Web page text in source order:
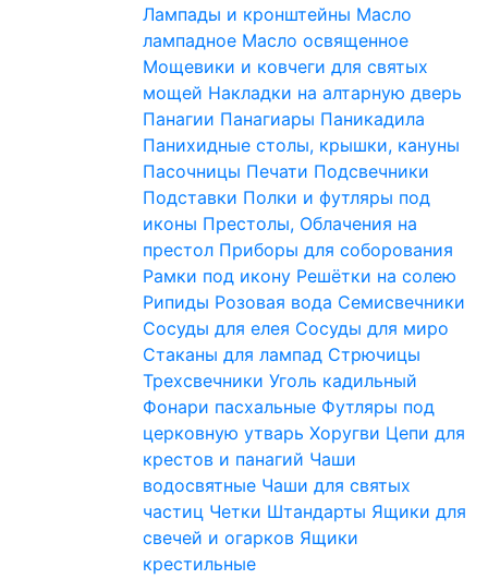
Лампады и кронштейны Масло
лампадное Масло освященное
Мощевики и ковчеги для святых
мощей Накладки на алтарную дверь
Панагии Панагиары Паникадила
Панихидные столы, крышки, кануны
Пасочницы Печати Подсвечники
Подставки Полки и футляры под
иконы Престолы, Облачения на
престол Приборы для соборования
Рамки под икону Решётки на солею
Рипиды Розовая вода Семисвечники
Сосуды для елея Сосуды для миро
Стаканы для лампад Стрючицы
Трехсвечники Уголь кадильный
Фонари пасхальные Футляры под
церковную утварь Хоругви Цепи для
крестов и панагий Чаши
водосвятные Чаши для святых
частиц Четки Штандарты Ящики для
свечей и огарков Ящики
крестильные